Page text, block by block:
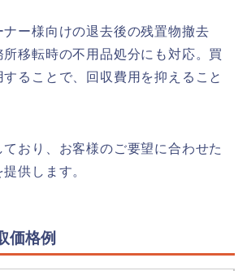
ナー様向けの退去後の残置物撤去
移転時の不用品処分にも対応。買
ることで、回収費用を抑えること
おり、お客様のご要望に合わせた
供します。
価格例